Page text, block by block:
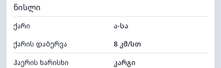
ხილვადობა
განათების ინდექსი 0 (ბნელი)
ღრუბლის სიმაღლე 8480 მ
ნისლი
ქარი
ა-სა
ქარის დაბერვა
8 კმ/სთ
ჰაერის ხარისხი
კარგი